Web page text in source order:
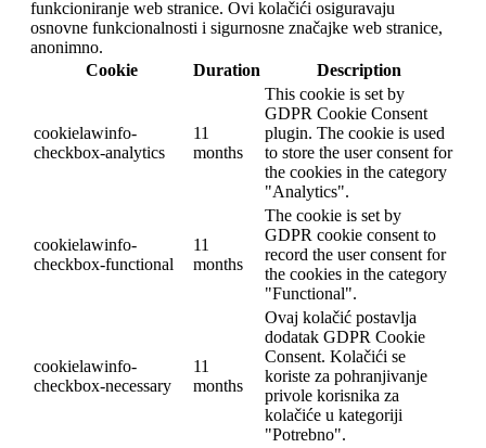
funkcioniranje web stranice. Ovi kolačići osiguravaju
osnovne funkcionalnosti i sigurnosne značajke web stranice,
anonimno.
Cookie
Duration Description
cookielawinfo-
checkbox-analytics
11
months
This cookie is set by
GDPR Cookie Consent
plugin. The cookie is used
to store the user consent for
the cookies in the category
"Analytics".
cookielawinfo-
checkbox-functional
11
months
The cookie is set by
GDPR cookie consent to
record the user consent for
the cookies in the category
"Functional".
cookielawinfo-
checkbox-necessary
11
months
Ovaj kolačić postavlja
dodatak GDPR Cookie
Consent. Kolačići se
koriste za pohranjivanje
privole korisnika za
kolačiće u kategoriji
"Potrebno".